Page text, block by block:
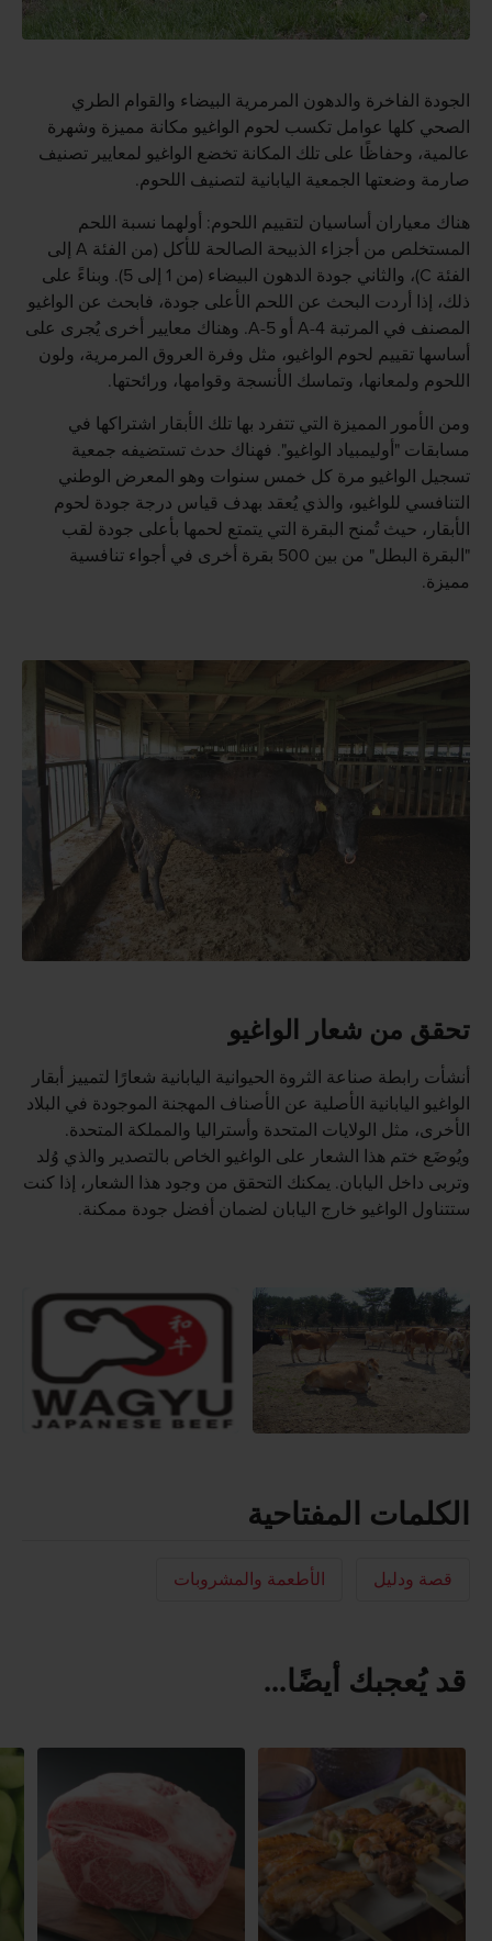
الجودة الفاخرة والدهون المرمرية البيضاء والقوام الطري
الصحي كلها عوامل تكسب لحوم الواغيو مكانة مميزة وشهرة
عالمية، وحفاظًا على تلك المكانة تخضع الواغيو لمعايير تصنيف
صارمة وضعتها الجمعية اليابانية لتصنيف اللحوم.
هناك معياران أساسيان لتقييم اللحوم: أولهما نسبة اللحم
المستخلص من أجزاء الذبيحة الصالحة للأكل (من الفئة A إلى
الفئة C)، والثاني جودة الدهون البيضاء (من 1 إلى 5). وبناءً على
ذلك، إذا أردت البحث عن اللحم الأعلى جودة، فابحث عن الواغيو
المصنف في المرتبة A-4 أو A-5. وهناك معايير أخرى يُجرى على
أساسها تقييم لحوم الواغيو، مثل وفرة العروق المرمرية، ولون
اللحوم ولمعانها، وتماسك الأنسجة وقوامها، ورائحتها.
ومن الأمور المميزة التي تتفرد بها تلك الأبقار اشتراكها في
مسابقات "أوليمبياد الواغيو". فهناك حدث تستضيفه جمعية
تسجيل الواغيو مرة كل خمس سنوات وهو المعرض الوطني
التنافسي للواغيو، والذي يُعقد بهدف قياس درجة جودة لحوم
الأبقار، حيث تُمنح البقرة التي يتمتع لحمها بأعلى جودة لقب
"البقرة البطل" من بين 500 بقرة أخرى في أجواء تنافسية
مميزة.
تحقق من شعار الواغيو
أنشأت رابطة صناعة الثروة الحيوانية اليابانية شعارًا لتمييز أبقار
الواغيو اليابانية الأصلية عن الأصناف المهجنة الموجودة في البلاد
الأخرى، مثل الولايات المتحدة وأستراليا والمملكة المتحدة.
ويُوضَع ختم هذا الشعار على الواغيو الخاص بالتصدير والذي وُلد
وتربى داخل اليابان. يمكنك التحقق من وجود هذا الشعار، إذا كنت
ستتناول الواغيو خارج اليابان لضمان أفضل جودة ممكنة.
الكلمات المفتاحية
قصة ودليل الأطعمة والمشروبات
قد يُعجبك أيضًا...